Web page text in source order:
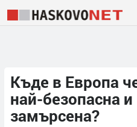
Къде в Европа
най-безопасна
замърсена?